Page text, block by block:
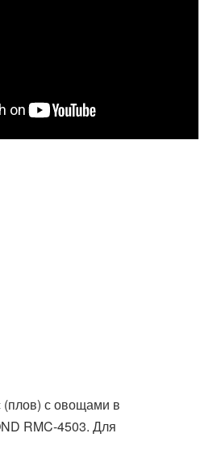
(плов) с овощами в
RMC-4503. Для